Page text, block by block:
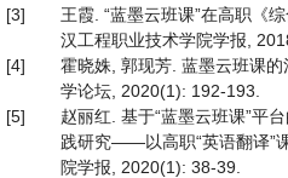
[3]
王霞. “蓝墨云班课”在高职《
汉工程职业技术学院学报,
[4]
霍晓姝, 郭现芳. 蓝墨云班课
学论坛, 2020(1): 192-193.
[5]
赵丽红. 基于“蓝墨云班课”平
践研究——以高职“英语翻译”
院学报, 2020(1): 38-39.